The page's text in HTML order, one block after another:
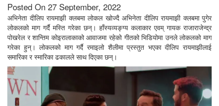
Posted On 27 September, 2022
अभिनेता दीलिप रायमाझी क्लबमा लोकल खोज्दै अभिनेता दीलिप रायमाझी क्लबमा पुगेर
लोकलको माग गर्दै मस्ति गरेका छन्। हाँस्यव्यङ्ग्य कलाकार एवम् गायक राजाराजेन्द्र
पोखरेल र शान्तिम कोइरालाकाको आवाजमा रहेको गीतको भिडियोमा उनले लोकलको माग
गरेका हुन्। लोकलको माग गर्दै रमाइलो शैलीमा प्रस्तुत भएका दीलिप रायमाझीलाई
समारिका र स्मारिका ढकालले साथ दिएका छन्।